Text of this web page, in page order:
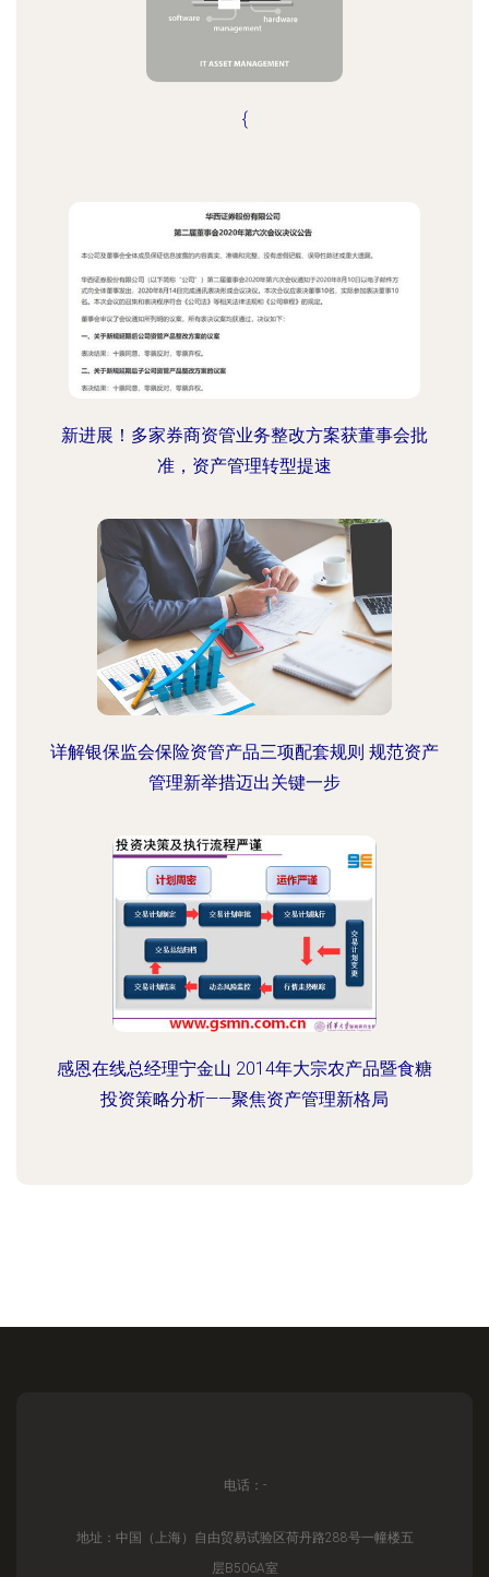
{
新进展！多家券商资管业务整改方案获董事会批
准，资产管理转型提速
详解银保监会保险资管产品三项配套规则 规范资产
管理新举措迈出关键一步
感恩在线总经理宁金山 2014年大宗农产品暨食糖
投资策略分析——聚焦资产管理新格局
电话：-
地址：中国（上海）自由贸易试验区荷丹路288号一幢楼五
层B506A室